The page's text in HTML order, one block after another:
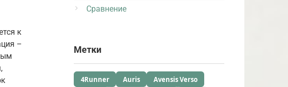
к
–
Сравнение
Метки
4Runner Auris
Avensis Verso